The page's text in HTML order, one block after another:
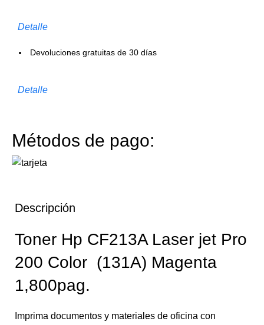
Detalle
Devoluciones gratuitas de 30 días
Detalle
Métodos de pago:
Descripción
Toner Hp CF213A Laser jet Pro
200 Color (131A) Magenta
1,800pag.
Imprima documentos y materiales de oficina con